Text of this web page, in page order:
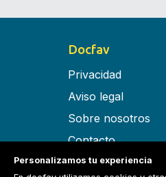
Docfav
Privacidad
Aviso legal
Sobre nosotros
Contacto
Términos y
Personalizamos tu experiencia